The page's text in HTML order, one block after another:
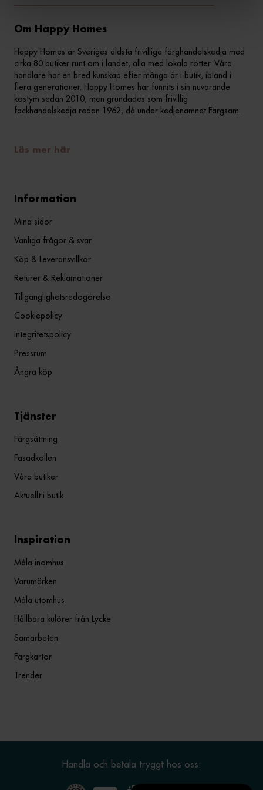
Om Happy Homes
Happy Homes är Sveriges äldsta frivilliga färghandelskedja med
cirka 80 butiker runt om i landet, alla med lokala rötter. Våra
handlare har en bred kunskap efter många år i butik, ibland i
flera generationer. Happy Homes har funnits i sin nuvarande
kostym sedan 2010, men grundades som frivillig
fackhandelskedja redan 1962, då under kedjenamnet Färgsam.
Läs mer här
Information
Mina sidor
Vanliga frågor & svar
Köp & Leveransvillkor
Returer & Reklamationer
Tillgänglighetsredogörelse
Cookiepolicy
Integritetspolicy
Pressrum
Ångra köp
Tjänster
Färgsättning
Fasadkollen
Våra butiker
Aktuellt i butik
Inspiration
Måla inomhus
Varumärken
Måla utomhus
Hållbara kulörer från Lycke
Samarbeten
Färgkartor
Trender
Handla och betala tryggt hos oss: